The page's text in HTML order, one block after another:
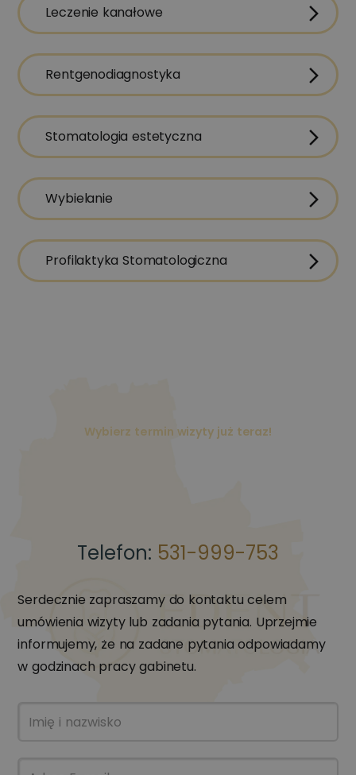
Leczenie kanałowe
Rentgenodiagnostyka
Stomatologia estetyczna
Wybielanie
Profilaktyka Stomatologiczna
Wybierz termin wizyty już teraz!
Telefon: 531-999-753
Serdecznie zapraszamy do kontaktu celem
umówienia wizyty lub zadania pytania. Uprzejmie
informujemy, że na zadane pytania odpowiadamy
w godzinach pracy gabinetu.